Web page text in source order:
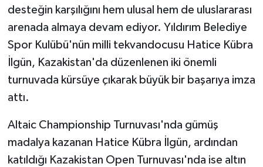
desteğin karşılığını hem ulusal hem de uluslararası
arenada almaya devam ediyor. Yıldırım Belediye
Spor Kulübü'nün milli tekvandocusu Hatice Kübra
İlgün, Kazakistan'da düzenlenen iki önemli
turnuvada kürsüye çıkarak büyük bir başarıya imza
attı.
Altaic Championship Turnuvası'nda gümüş
madalya kazanan Hatice Kübra İlgün, ardından
katıldığı Kazakistan Open Turnuvası'nda ise altın